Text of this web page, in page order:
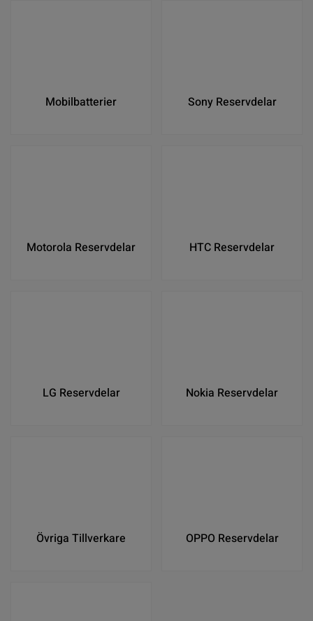
Mobilbatterier Sony Reservdelar
Motorola Reservdelar HTC Reservdelar
LG Reservdelar Nokia Reservdelar
Övriga Tillverkare OPPO Reservdelar